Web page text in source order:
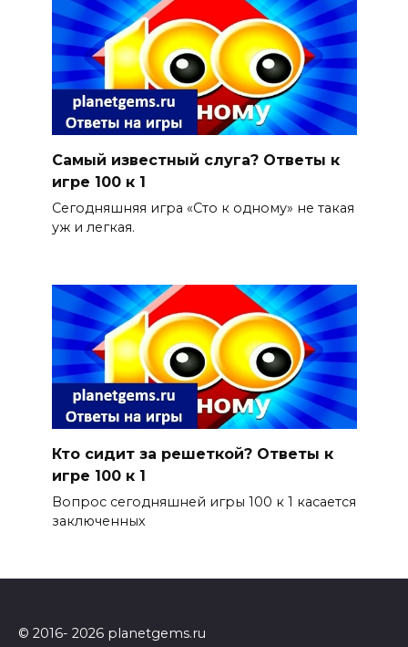
Самый известный слуга? Ответы к
игре 100 к 1
Сегодняшняя игра «Сто к одному» не такая
уж и легкая.
Кто сидит за решеткой? Ответы к
игре 100 к 1
Вопрос сегодняшней игры 100 к 1 касается
заключенных
© 2016- 2026 planetgems.ru